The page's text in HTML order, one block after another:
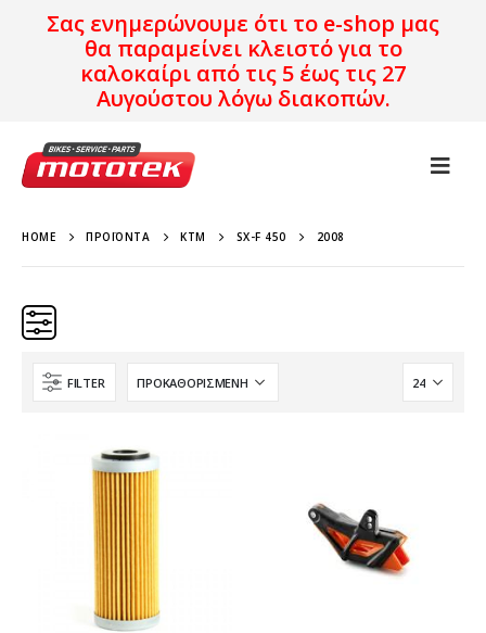
Σας ενημερώνουμε ότι το e-shop μας
θα παραμείνει κλειστό για το
καλοκαίρι από τις 5 έως τις 27
Αυγούστου λόγω διακοπών.
HOME ΠΡΟΪΌΝΤΑ KTM SX-F 450 2008
Κατηγορίες
Προϊόν Προέλευση
Aftermarket
FILTER